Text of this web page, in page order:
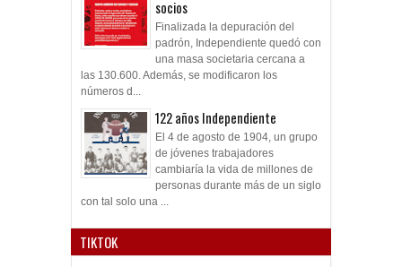
socios
Finalizada la depuración del
padrón, Independiente quedó con
una masa societaria cercana a
las 130.600. Además, se modificaron los
números d...
122 años Independiente
El 4 de agosto de 1904, un grupo
de jóvenes trabajadores
cambiaría la vida de millones de
personas durante más de un siglo
con tal solo una ...
TIKTOK